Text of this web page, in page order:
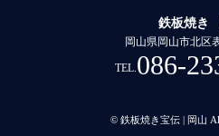
鉄板焼き
岡山県岡山市北区
TEL.086-
© 鉄板焼き宝伝 | 岡山 All